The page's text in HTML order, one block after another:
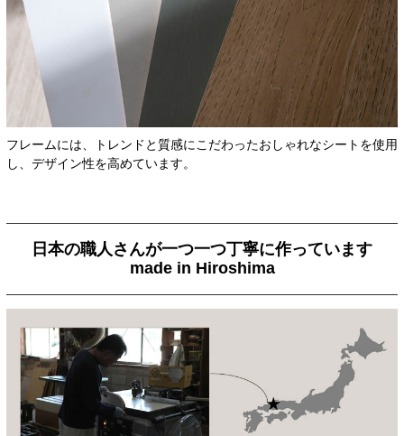
フレームには、トレンドと質感にこだわったおしゃれなシートを使用
し、デザイン性を高めています。
日本の職人さんが一つ一つ丁寧に作っています
made in Hiroshima